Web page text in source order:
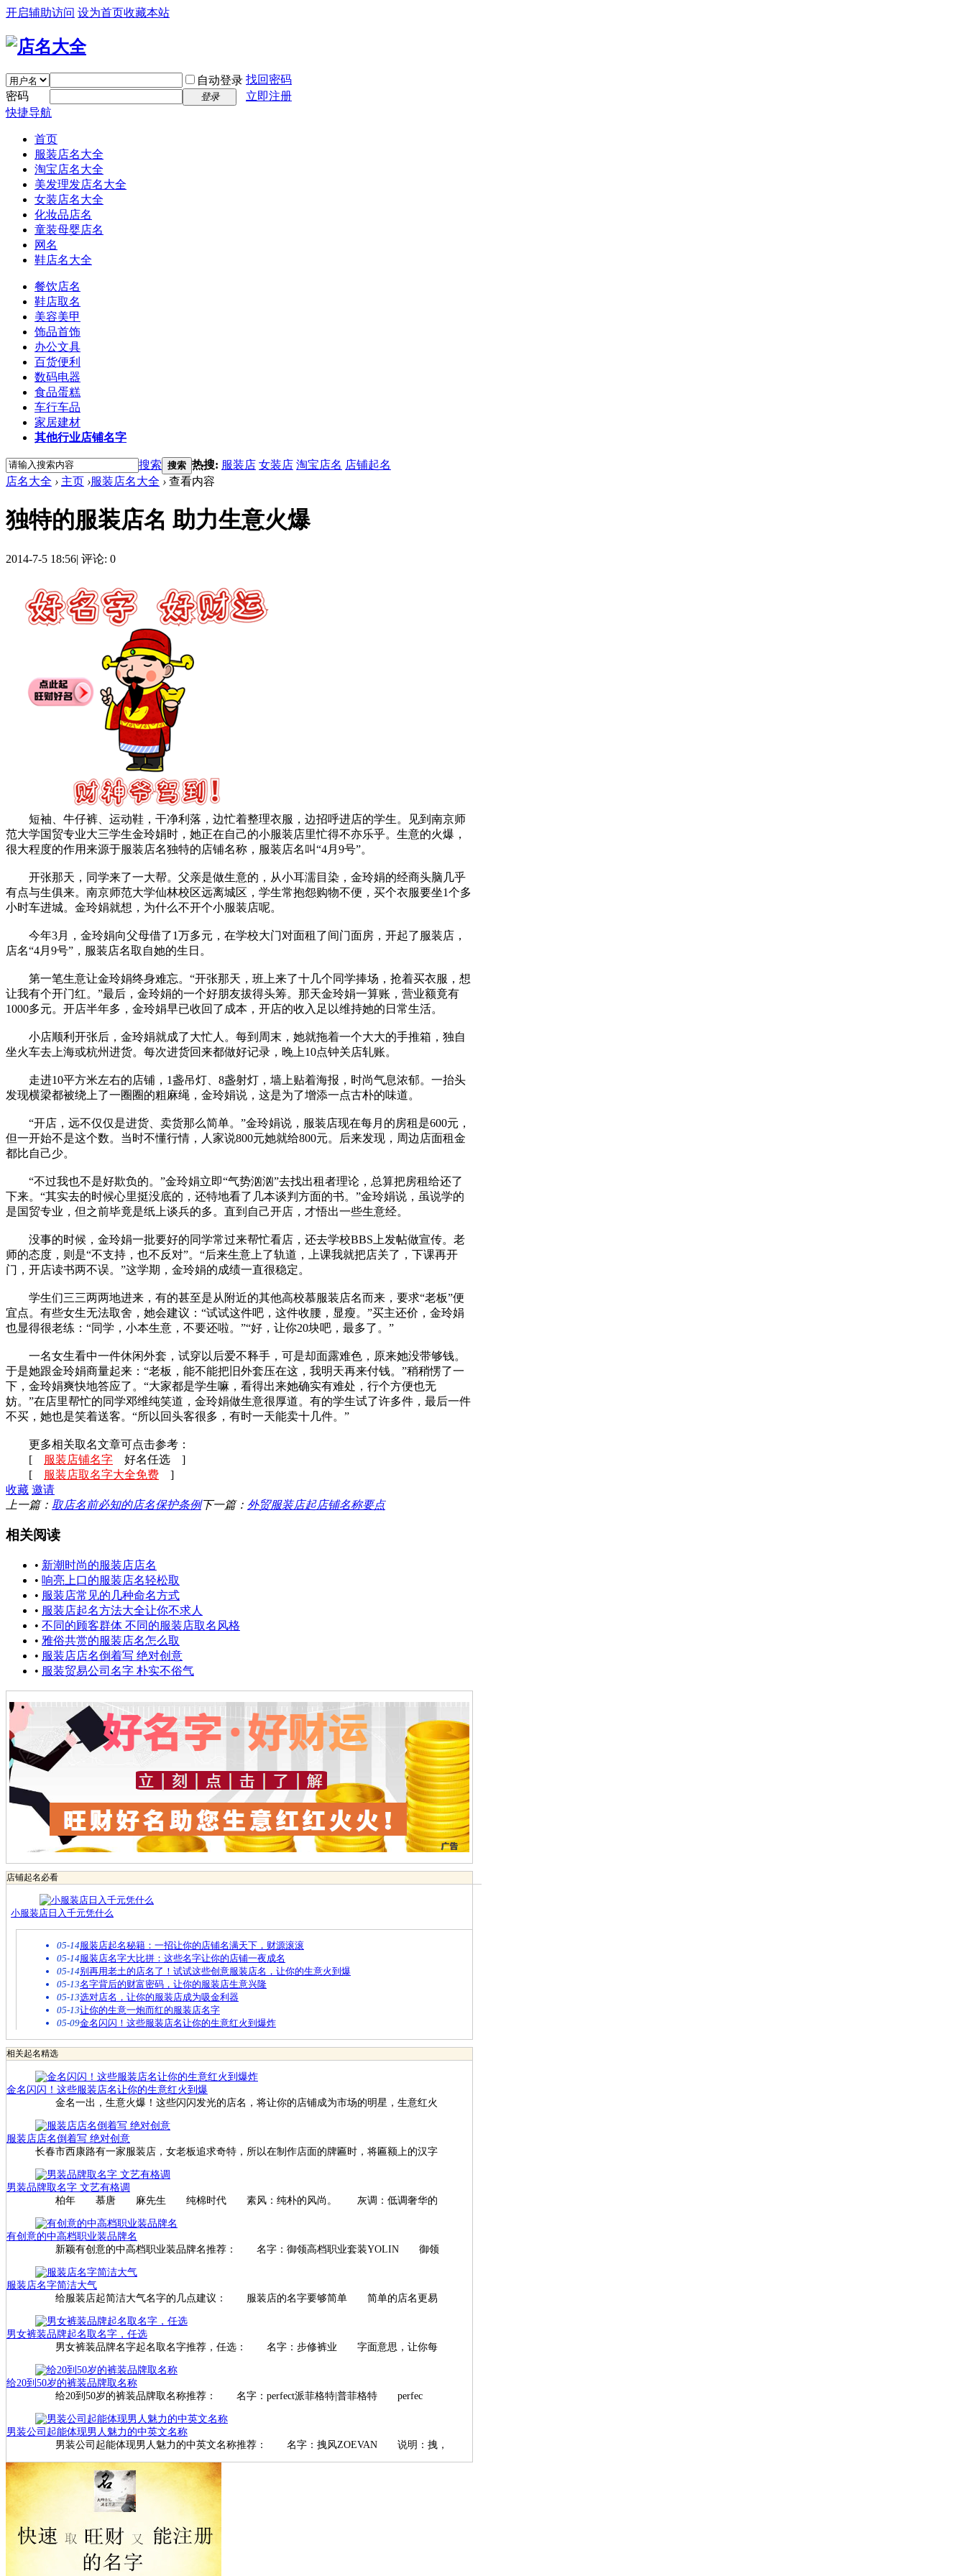
开启辅助访问 设为首页收藏本站
自动登录 找回密码
密码
登录
立即注册
快捷导航
首页
服装店名大全
淘宝店名大全
美发理发店名大全
女装店名大全
化妆品店名
童装母婴店名
网名
鞋店名大全
餐饮店名
鞋店取名
美容美甲
饰品首饰
办公文具
百货便利
数码电器
食品蛋糕
车行车品
家居建材
其他行业店铺名字
搜索 搜索 热搜: 服装店 女装店 淘宝店名 店铺起名
店名大全 › 主页 ›服装店名大全 › 查看内容
独特的服装店名 助力生意火爆
2014-7-5 18:56| 评论: 0
短袖、牛仔裤、运动鞋，干净利落，边忙着整理衣服，边招呼进店的学生。见到南京师
范大学国贸专业大三学生金玲娟时，她正在自己的小服装店里忙得不亦乐乎。生意的火爆，
很大程度的作用来源于服装店名独特的店铺名称，服装店名叫“4月9号”。
开张那天，同学来了一大帮。父亲是做生意的，从小耳濡目染，金玲娟的经商头脑几乎
有点与生俱来。南京师范大学仙林校区远离城区，学生常抱怨购物不便，买个衣服要坐1个多
小时车进城。金玲娟就想，为什么不开个小服装店呢。
今年3月，金玲娟向父母借了1万多元，在学校大门对面租了间门面房，开起了服装店，
店名“4月9号”，服装店名取自她的生日。
第一笔生意让金玲娟终身难忘。“开张那天，班上来了十几个同学捧场，抢着买衣服，想
让我有个开门红。”最后，金玲娟的一个好朋友拔得头筹。那天金玲娟一算账，营业额竟有
1000多元。开店半年多，金玲娟早已收回了成本，开店的收入足以维持她的日常生活。
小店顺利开张后，金玲娟就成了大忙人。每到周末，她就拖着一个大大的手推箱，独自
坐火车去上海或杭州进货。每次进货回来都做好记录，晚上10点钟关店轧账。
走进10平方米左右的店铺，1盏吊灯、8盏射灯，墙上贴着海报，时尚气息浓郁。一抬头
发现横梁都被绕上了一圈圈的粗麻绳，金玲娟说，这是为了增添一点古朴的味道。
“开店，远不仅仅是进货、卖货那么简单。”金玲娟说，服装店现在每月的房租是600元，
但一开始不是这个数。当时不懂行情，人家说800元她就给800元。后来发现，周边店面租金
都比自己少。
“不过我也不是好欺负的。”金玲娟立即“气势汹汹”去找出租者理论，总算把房租给还了
下来。“其实去的时候心里挺没底的，还特地看了几本谈判方面的书。”金玲娟说，虽说学的
是国贸专业，但之前毕竟是纸上谈兵的多。直到自己开店，才悟出一些生意经。
没事的时候，金玲娟一批要好的同学常过来帮忙看店，还去学校BBS上发帖做宣传。老
师的态度，则是“不支持，也不反对”。“后来生意上了轨道，上课我就把店关了，下课再开
门，开店读书两不误。”这学期，金玲娟的成绩一直很稳定。
学生们三三两两地进来，有的甚至是从附近的其他高校慕服装店名而来，要求“老板”便
宜点。有些女生无法取舍，她会建议：“试试这件吧，这件收腰，显瘦。”买主还价，金玲娟
也显得很老练：“同学，小本生意，不要还啦。”“好，让你20块吧，最多了。”
一名女生看中一件休闲外套，试穿以后爱不释手，可是却面露难色，原来她没带够钱。
于是她跟金玲娟商量起来：“老板，能不能把旧外套压在这，我明天再来付钱。”稍稍愣了一
下，金玲娟爽快地答应了。“大家都是学生嘛，看得出来她确实有难处，行个方便也无
妨。”在店里帮忙的同学邓维纯笑道，金玲娟做生意很厚道。有的学生试了许多件，最后一件
不买，她也是笑着送客。“所以回头客很多，有时一天能卖十几件。”
更多相关取名文章可点击参考：
[
服装店铺名字 好名任选 ]
[
服装店取名字大全免费 ]
收藏 邀请
上一篇： 取店名前必知的店名保护条例下一篇： 外贸服装店起店铺名称要点
相关阅读
• 新潮时尚的服装店店名
• 响亮上口的服装店名轻松取
• 服装店常见的几种命名方式
• 服装店起名方法大全让你不求人
• 不同的顾客群体 不同的服装店取名风格
• 雅俗共赏的服装店名怎么取
• 服装店店名倒着写 绝对创意
• 服装贸易公司名字 朴实不俗气
店铺起名必看
小服装店日入千元凭什么
05-14服装店起名秘籍：一招让你的店铺名满天下，财源滚滚
05-14服装店名字大比拼：这些名字让你的店铺一夜成名
05-14别再用老土的店名了！试试这些创意服装店名，让你的生意火到爆
05-13名字背后的财富密码，让你的服装店生意兴隆
05-13选对店名，让你的服装店成为吸金利器
05-13让你的生意一炮而红的服装店名字
05-09金名闪闪！这些服装店名让你的生意红火到爆炸
相关起名精选
金名闪闪！这些服装店名让你的生意红火到爆
金名一出，生意火爆！这些闪闪发光的店名，将让你的店铺成为市场的明星，生意红火
服装店店名倒着写 绝对创意
长春市西康路有一家服装店，女老板追求奇特，所以在制作店面的牌匾时，将匾额上的汉字
男装品牌取名字 文艺有格调
柏年 慕唐 麻先生 纯棉时代 素风：纯朴的风尚。 灰调：低调奢华的
有创意的中高档职业装品牌名
新颖有创意的中高档职业装品牌名推荐： 名字：御领高档职业套装YOLIN 御领
服装店名字简洁大气
给服装店起简洁大气名字的几点建议： 服装店的名字要够简单 简单的店名更易
男女裤装品牌起名取名字，任选
男女裤装品牌名字起名取名字推荐，任选： 名字：步修裤业 字面意思，让你每
给20到50岁的裤装品牌取名称
给20到50岁的裤装品牌取名称推荐： 名字：perfect派菲格特|普菲格特 perfec
男装公司起能体现男人魅力的中英文名称
男装公司起能体现男人魅力的中英文名称推荐： 名字：拽风ZOEVAN 说明：拽，